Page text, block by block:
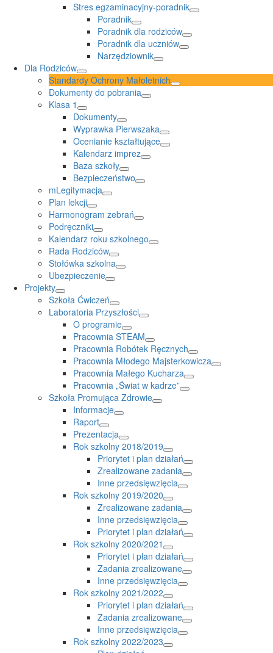
Stres egzaminacyjny-poradnik
Poradnik
Poradnik dla rodziców
Poradnik dla uczniów
Narzędziownik
Dla Rodziców
Standardy Ochrony Małoletnich
Dokumenty do pobrania
Klasa 1
Dokumenty
Wyprawka Pierwszaka
Ocenianie kształtujące
Kalendarz imprez
Baza szkoły
Bezpieczeństwo
mLegitymacja
Plan lekcji
Harmonogram zebrań
Podręczniki
Kalendarz roku szkolnego
Rada Rodziców
Stołówka szkolna
Ubezpieczenie
Projekty
Szkoła Ćwiczeń
Laboratoria Przyszłości
O programie
Pracownia STEAM
Pracownia Robótek Ręcznych
Pracownia Młodego Majsterkowicza
Pracownia Małego Kucharza
Pracownia „Świat w kadrze”
Szkoła Promująca Zdrowie
Informacje
Raport
Prezentacja
Rok szkolny 2018/2019
Priorytet i plan działań
Zrealizowane zadania
Inne przedsięwzięcia
Rok szkolny 2019/2020
Zrealizowane zadania
Inne przedsięwzięcia
Priorytet i plan działań
Rok szkolny 2020/2021
Priorytet i plan działań
Zadania zrealizowane
Inne przedsięwzięcia
Rok szkolny 2021/2022
Priorytet i plan działań
Zadania zrealizowane
Inne przedsięwzięcia
Rok szkolny 2022/2023